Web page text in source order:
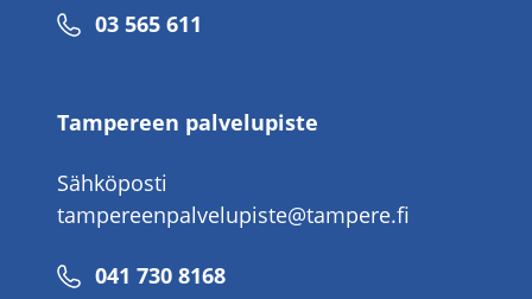
Puhelinnumero
03 565 611
Tampereen palvelupiste
Sähköposti
tampereenpalvelupiste@tampere.fi
Puhelinnumero
041 730 8168